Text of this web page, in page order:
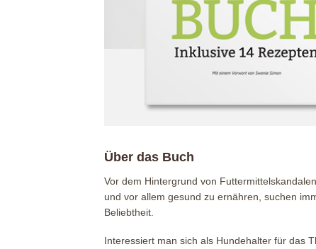
Über das Buch
Vor dem Hintergrund von
und vor allem gesund zu ernähren, suchen
Beliebtheit.
Interessiert man sich als Hundehalter für das